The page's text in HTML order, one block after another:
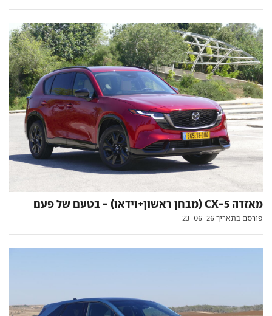
מאזדה CX-5 (מבחן ראשון+וידאו) - בטעם של פעם
פורסם בתאריך 23-06-26